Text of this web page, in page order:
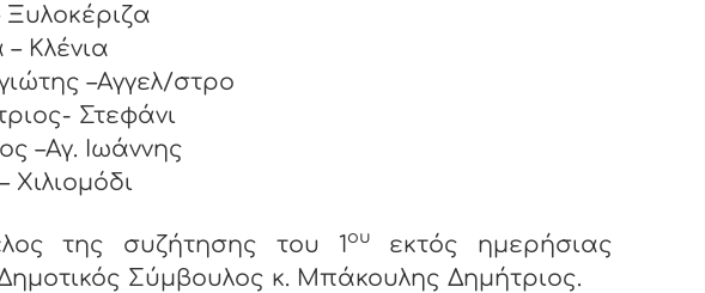
Ξυλοκέριζα
Κλένια
–Αγγελ/στρο
Στεφάνι
–Αγ. Ιωάννης
– Χιλιομόδι
της συζήτησης του 1ου
εκτός ημερήσιας
Σύμβουλος κ. Μπάκουλης Δημήτριος.